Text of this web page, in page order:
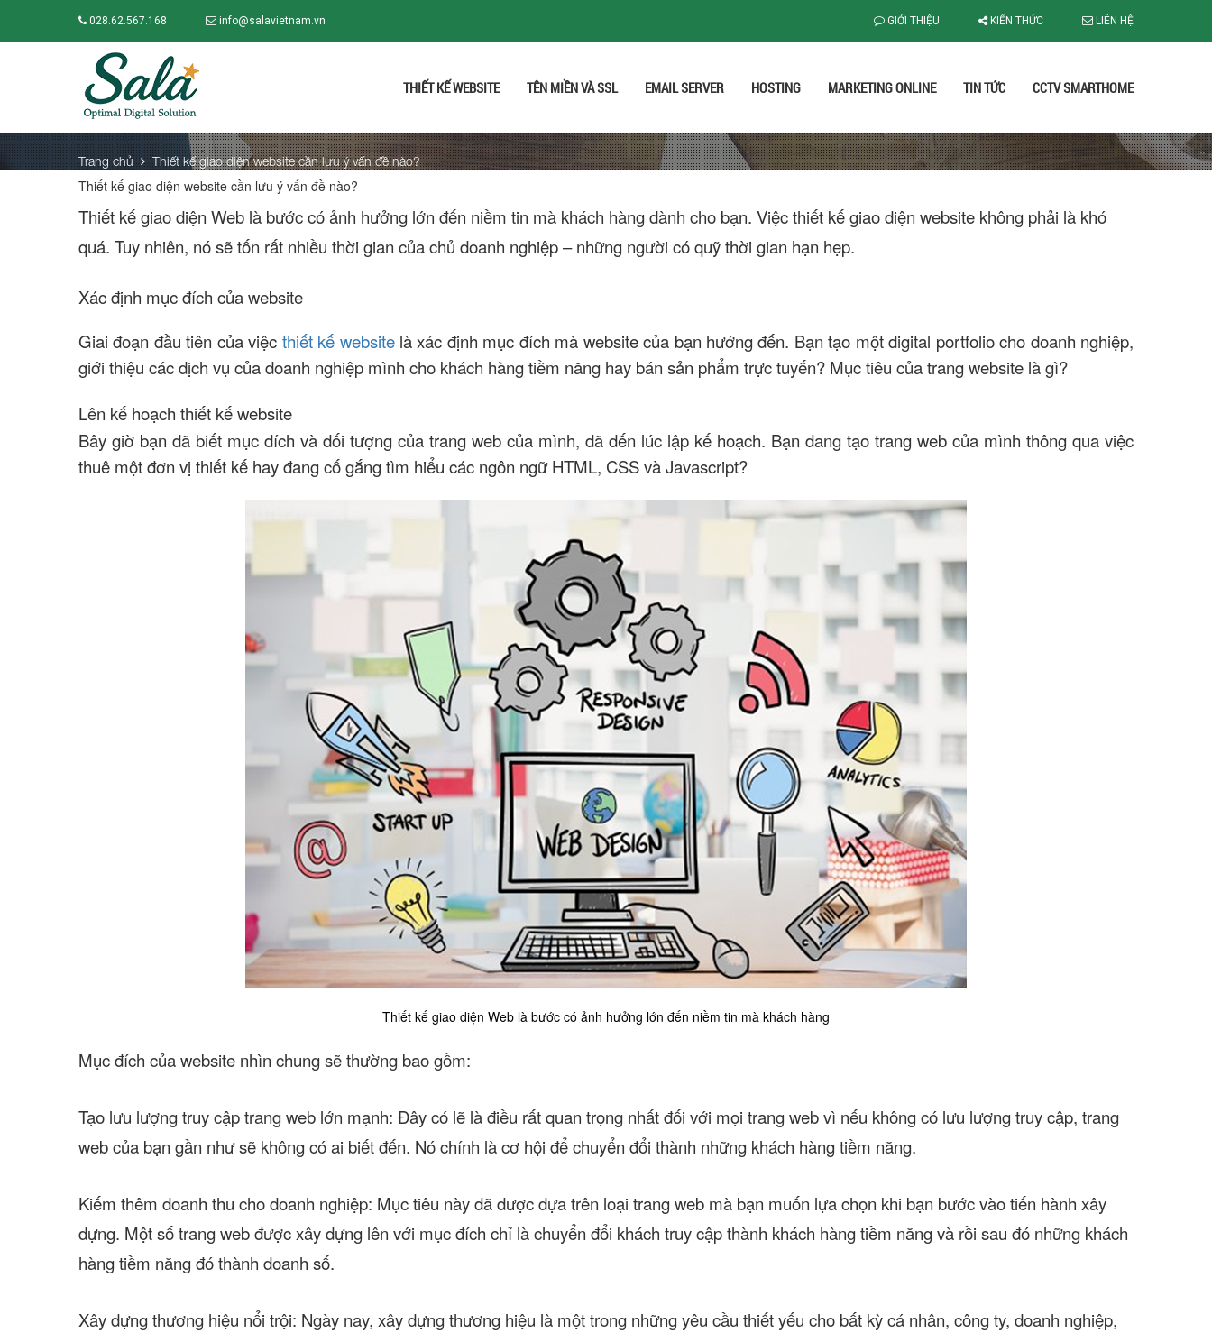
028.62.567.168 info@salavietnam.vn GIỚI THIỆU KIẾN THỨC LIÊN HỆ
THIẾT KẾ WEBSITE TÊN MIỀN VÀ SSL EMAIL SERVER HOSTING MARKETING ONLINE TIN TỨC CCTV SMARTHOME
Trang chủ Thiết kế giao diện website cần lưu ý vấn đề nào?
Thiết kế giao diện website cần lưu ý vấn đề nào?
Thiết kế giao diện Web là bước có ảnh hưởng lớn đến niềm tin mà khách hàng dành cho bạn. Việc thiết kế giao diện website không phải là khó
quá. Tuy nhiên, nó sẽ tốn rất nhiều thời gian của chủ doanh nghiệp – những người có quỹ thời gian hạn hẹp.
Xác định mục đích của website
Giai đoạn đầu tiên của việc thiết kế websitelà xác định mục đích mà website của bạn hướng đến. Bạn tạo một digital portfolio cho doanh nghiệp,
giới thiệu các dịch vụ của doanh nghiệp mình cho khách hàng tiềm năng hay bán sản phẩm trực tuyến? Mục tiêu của trang website là gì?
Lên kế hoạch thiết kế website
Bây giờ bạn đã biết mục đích và đối tượng của trang web của mình, đã đến lúc lập kế hoạch. Bạn đang tạo trang web của mình thông qua việc
thuê một đơn vị thiết kế hay đang cố gắng tìm hiểu các ngôn ngữ HTML, CSS và Javascript?
Thiết kế giao diện Web là bước có ảnh hưởng lớn đến niềm tin mà khách hàng
Mục đích của website nhìn chung sẽ thường bao gồm:
Tạo lưu lượng truy cập trang web lớn mạnh: Đây có lẽ là điều rất quan trọng nhất đối với mọi trang web vì nếu không có lưu lượng truy cập, trang
web của bạn gần như sẽ không có ai biết đến. Nó chính là cơ hội để chuyển đổi thành những khách hàng tiềm năng.
Kiếm thêm doanh thu cho doanh nghiệp: Mục tiêu này đã được dựa trên loại trang web mà bạn muốn lựa chọn khi bạn bước vào tiến hành xây
dựng. Một số trang web được xây dựng lên với mục đích chỉ là chuyển đổi khách truy cập thành khách hàng tiềm năng và rồi sau đó những khách
hàng tiềm năng đó thành doanh số.
Xây dựng thương hiệu nổi trội: Ngày nay, xây dựng thương hiệu là một trong những yêu cầu thiết yếu cho bất kỳ cá nhân, công ty, doanh nghiệp,